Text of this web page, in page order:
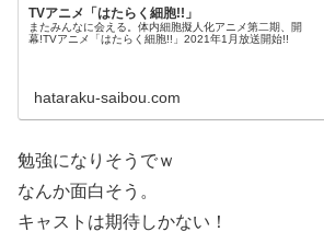
TVアニメ「はたらく細胞!!」
またみんなに会える。体内細胞擬人化アニメ第二期、開
幕!TVアニメ「はたらく細胞!!」2021年1月放送開始!!
hataraku-saibou.com
勉強になりそうでｗ
なんか面白そう。
キャストは期待しかない！